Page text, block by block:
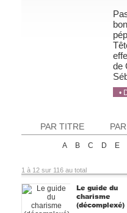
de
•
PAR TITRE
A B C D E
1 à 12 sur 116 au total
Le guide du
charisme
(décomplexé)